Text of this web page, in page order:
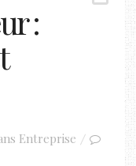
:
Entreprise